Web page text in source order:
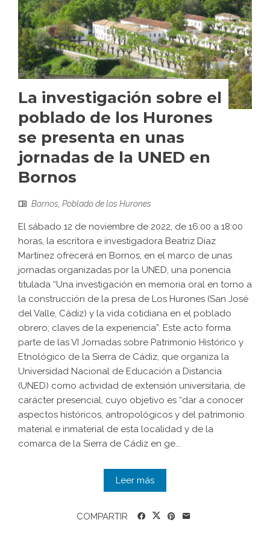
La investigación sobre el
poblado de los Hurones
se presenta en unas
jornadas de la UNED en
Bornos
Bornos, Poblado de los Hurones
El sábado 12 de noviembre de 2022, de 16:00 a 18:00
horas, la escritora e investigadora Beatriz Díaz
Martínez ofrecerá en Bornos, en el marco de unas
jornadas organizadas por la UNED, una ponencia
titulada “Una investigación en memoria oral en torno a
la construcción de la presa de Los Hurones (San José
del Valle, Cádiz) y la vida cotidiana en el poblado
obrero; claves de la experiencia”. Este acto forma
parte de las VI Jornadas sobre Patrimonio Histórico y
Etnológico de la Sierra de Cádiz, que organiza la
Universidad Nacional de Educación a Distancia
(UNED) como actividad de extensión universitaria, de
carácter presencial, cuyo objetivo es “dar a conocer
aspectos históricos, antropológicos y del patrimonio
material e inmaterial de esta localidad y de la
comarca de la Sierra de Cádiz en ge...
Leer más
COMPARTIR